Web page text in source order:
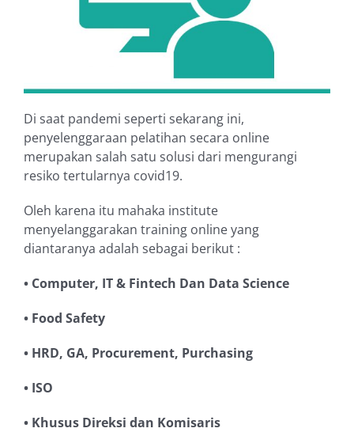
Di saat pandemi seperti sekarang ini,
penyelenggaraan pelatihan secara online
merupakan salah satu solusi dari mengurangi
resiko tertularnya covid19.
Oleh karena itu mahaka institute
menyelanggarakan training online yang
diantaranya adalah sebagai berikut :
• Computer, IT & Fintech Dan Data Science
• Food Safety
• HRD, GA, Procurement, Purchasing
• ISO
• Khusus Direksi dan Komisaris